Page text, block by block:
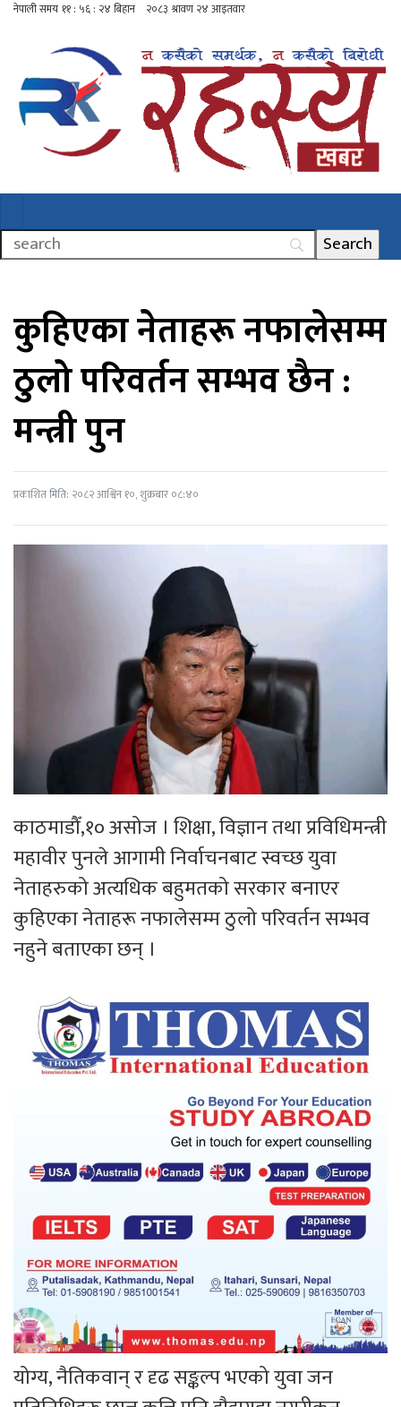
कुहिएका नेताहरू नफालेसम्म
ठुलो परिवर्तन सम्भव छैन :
मन्त्री पुन
प्रकाशित मिति: २०८२ आश्विन १०, शुक्रबार ०८:४०
काठमाडौँ,१० असोज । शिक्षा, विज्ञान तथा प्रविधिमन्त्री
महावीर पुनले आगामी निर्वाचनबाट स्वच्छ युवा
नेताहरुको अत्यधिक बहुमतको सरकार बनाएर
कुहिएका नेताहरू नफालेसम्म ठुलो परिवर्तन सम्भव
नहुने बताएका छन् ।
योग्य, नैतिकवान् र दृढ सङ्कल्प भएको युवा जन